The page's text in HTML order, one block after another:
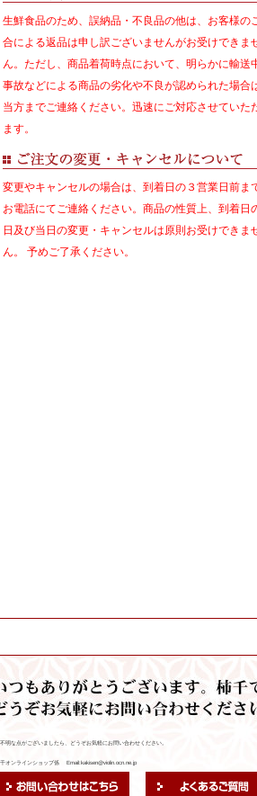
生鮮食品のため、誤納品・不良品の他は、お客様の
合による返品は申し訳ございませんがお受けできま
ん。ただし、商品着荷時点において、明らかに輸送
事故などによる商品の劣化や不良が認められた場合
当方までご連絡ください。迅速にご対応させていた
ます。
変更やキャンセルの場合は、到着日の３営業日前ま
お電話にてご連絡ください。商品の性質上、到着日
日及び当日の変更・キャンセルは原則お受けできま
ん。 予めご了承ください。
不明な点がございましたら、どうぞお気軽にお問い合わせください。
オンラインショップ係 Email:kakisen@violin.ocn.ne.jp